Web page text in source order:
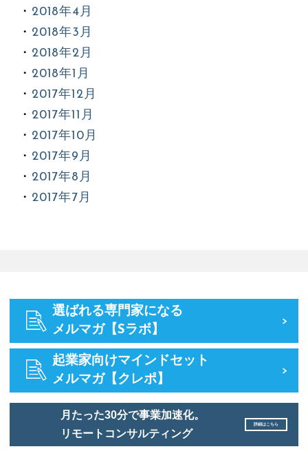
2018年4月
2018年3月
2018年2月
2018年1月
2017年12月
2017年11月
2017年10月
2017年9月
2017年8月
2017年7月
選ばれる専門家になる
メルマガ【Sラボ】
起業家向けマインドセット
メルマガ【クレポ】
月たった30分で事業加速化。
リモートコンサルティング
詳細はこちら